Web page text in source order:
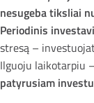
nesugeba tiksliai
Periodinis
stresą –
Ilguoju laikotarpiu
patyrusiam